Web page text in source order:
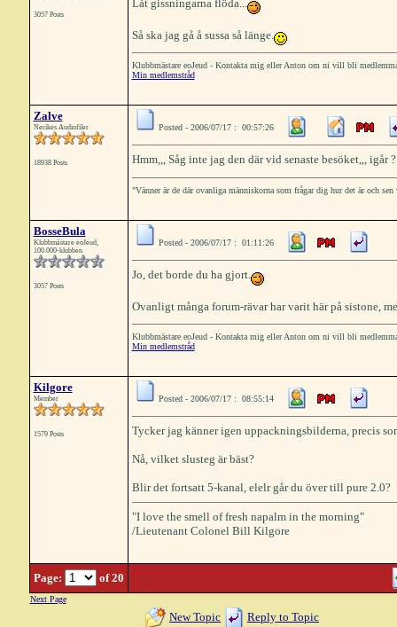
3057 Posts
Låt gissningarna flöda...
Så ska jag gå å sussa så länge.
Klubbmästare eoJeud - Kontakta mig eller Anton om ni vill bli
Min medlemstråd
Zalve
Nerikes Audiofiler
18938 Posts
Posted - 2006/07/17 : 00:57:26
Hmm,,, Såg inte jag den där vid senaste besöket,,, igår
"Vänner är de där ovanliga människorna som frågar dig hur det är och sen
BosseBula
Klubbmästare eoJeud,
100.000-klubben
3057 Posts
Posted - 2006/07/17 : 01:11:26
Jo, det borde du ha gjort.
Ovanligt många forum-rävar har varit här på sistone,
Klubbmästare eoJeud - Kontakta mig eller Anton om ni vill bli
Min medlemstråd
Kilgore
Member
1579 Posts
Posted - 2006/07/17 : 08:55:14
Tycker jag känner igen uppackningsbilderna, precis
Nå, vilket slusteg är bäst?
Blir det fortsatt 5-kanal, elelr går du över till pure 2.0?
"I love the smell of fresh napalm in the morning"
/Lieutenant Colonel Bill Kilgore
Page: of 20
Next Page
New Topic
Reply to Topic